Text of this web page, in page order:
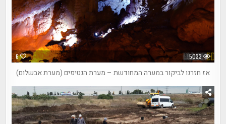
6 5033
אז חזרנו לביקור במערה המחודשת – מערת הנטיפים (מערת אבשלום)